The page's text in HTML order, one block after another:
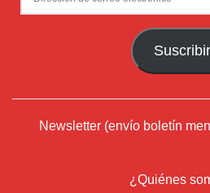
de
Suscribir
Newsletter (envío boletín
¿Quiénes